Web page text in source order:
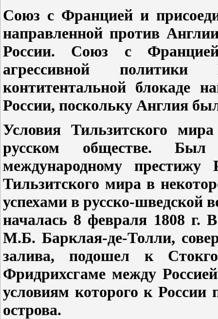
Союз с Францией и
направленной против
России. Союз с
агрессивной политики
контитентальной блокаде
России, поскольку Англия
Условия Тильзитского
русском обществе.
международному престижу
Тильзитского мира в
успехами в русско-шведской
началась 8 февраля 1808 г.
М.Б. Барклая-де-Толли,
залива, подошел к
Фридрихсгаме между
условиям которого к
острова.